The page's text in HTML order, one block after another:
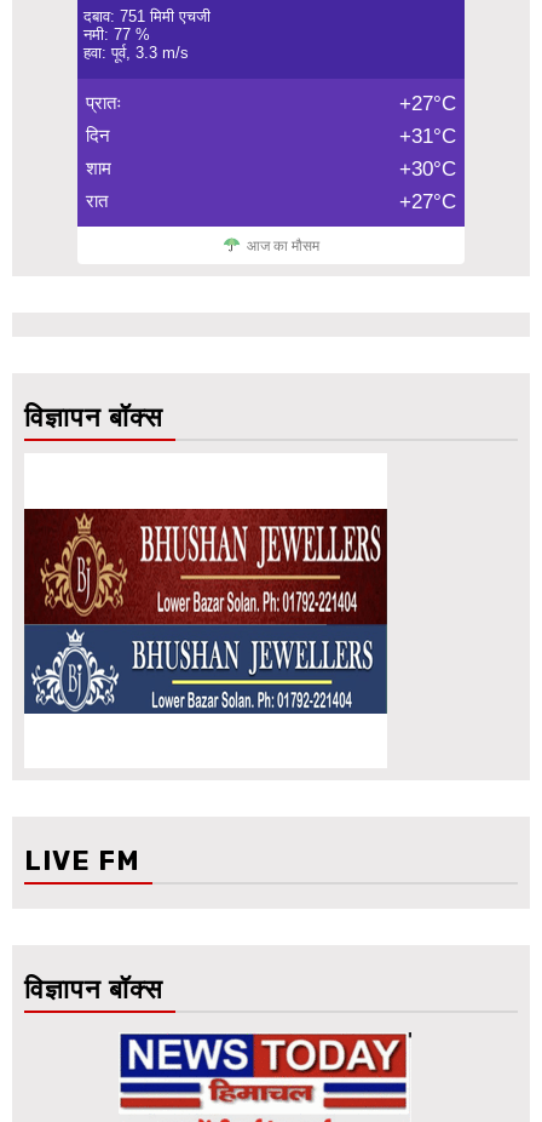
दबाव: 751 मिमी एचजी
नमी: 77 %
हवा: पूर्व, 3.3 m/s
प्रातः +27°C
दिन +31°C
शाम +30°C
रात +27°C
आज का मौसम
विज्ञापन बॉक्स
LIVE FM
विज्ञापन बॉक्स